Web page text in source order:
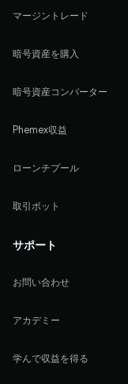
マージントレード
暗号資産を購入
暗号資産コンバーター
Phemex収益
ローンチプール
取引ボット
サポート
お問い合わせ
アカデミー
学んで収益を得る